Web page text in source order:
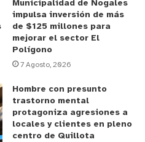
Municipalidad de Nogales
impulsa inversión de más
de $125 millones para
mejorar el sector El
Polígono
7 Agosto, 2026
Hombre con presunto
trastorno mental
protagoniza agresiones a
locales y clientes en pleno
centro de Quillota